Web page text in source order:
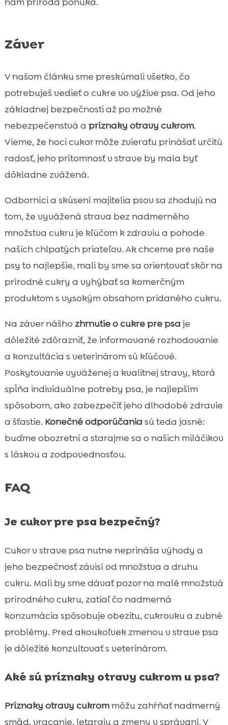
Záver
V našom článku sme preskúmali všetko, čo
potrebuješ vedieť o cukre vo výžive psa. Od jeho
základnej bezpečnosti až po možné
nebezpečenstvá a príznaky otravy cukrom.
Vieme, že hoci cukor môže zvieraťu prinášať určitú
radosť, jeho prítomnosť v strave by mala byť
dôkladne zvážená.
Odborníci a skúsení majitelia psov sa zhodujú na
tom, že vyvážená strava bez nadmerného
množstva cukru je kľúčom k zdraviu a pohode
našich chlpatých priateľov. Ak chceme pre naše
psy to najlepšie, mali by sme sa orientovať skôr na
prírodné cukry a vyhýbať sa komerčným
produktom s vysokým obsahom pridaného cukru.
Na záver nášho zhrnutie o cukre pre psa je
dôležité zdôrazniť, že informované rozhodovanie
a konzultácia s veterinárom sú kľúčové.
Poskytovanie vyváženej a kvalitnej stravy, ktorá
spĺňa individuálne potreby psa, je najlepším
spôsobom, ako zabezpečiť jeho dlhodobé zdravie
a šťastie. Konečné odporúčania sú teda jasné:
buďme obozretní a starajme sa o našich miláčikov
s láskou a zodpovednosťou.
FAQ
Je cukor pre psa bezpečný?
Cukor v strave psa nutne neprináša výhody a
jeho bezpečnosť závisí od množstva a druhu
cukru. Mali by sme dávať pozor na malé množstvá
prírodného cukru, zatiaľ čo nadmerná
konzumácia spôsobuje obezitu, cukrovku a zubné
problémy. Pred akoukoľvek zmenou v strave psa
je dôležité konzultovať s veterinárom.
Aké sú príznaky otravy cukrom u psa?
Príznaky otravy cukrommôžu zahŕňať nadmerný
smäd, vracanie, letargiu a zmeny v správaní. V